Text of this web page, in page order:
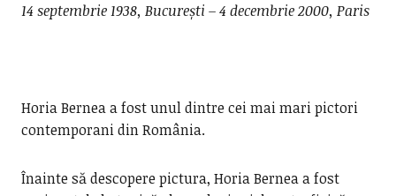
14 septembrie 1938, București – 4 decembrie 2000, Paris
Horia Bernea a fost unul dintre cei mai mari pictori
contemporani din România.
Înainte să descopere pictura, Horia Bernea a fost